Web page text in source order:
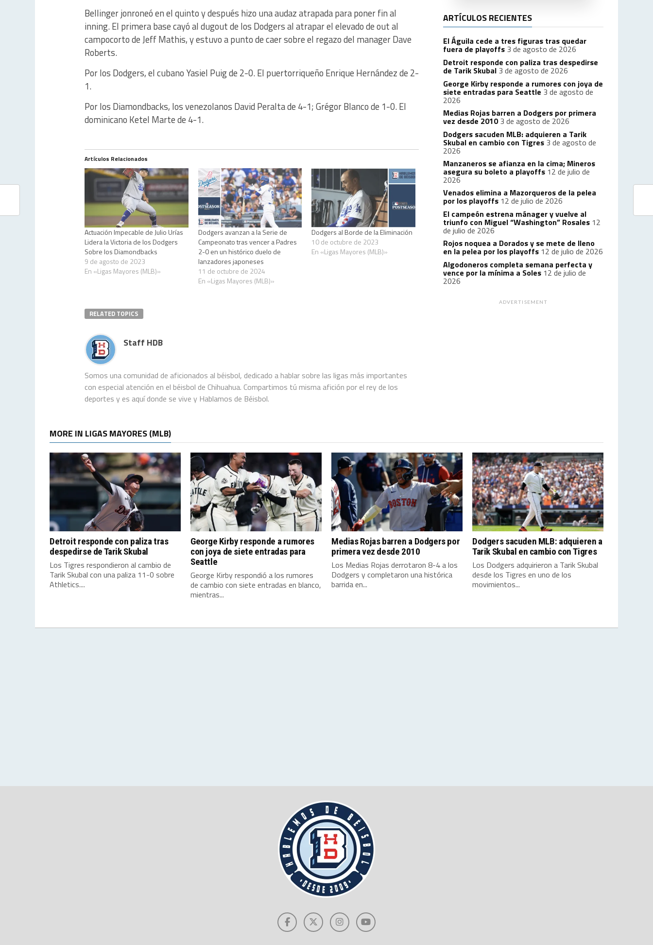
Bellinger jonroneó en el quinto y después hizo una audaz atrapada para poner fin al
inning. El primera base cayó al dugout de los Dodgers al atrapar el elevado de out al
campocorto de Jeff Mathis, y estuvo a punto de caer sobre el regazo del manager Dave
Roberts.
Por los Dodgers, el cubano Yasiel Puig de 2-0. El puertorriqueño Enrique Hernández de 2-
1.
Por los Diamondbacks, los venezolanos David Peralta de 4-1; Grégor Blanco de 1-0. El
dominicano Ketel Marte de 4-1.
Artículos Relacionados
Actuación Impecable de Julio Urías
Lidera la Victoria de los Dodgers
Sobre los Diamondbacks
9 de agosto de 2023
En «Ligas Mayores (MLB)»
Dodgers avanzan a la Serie de
Campeonato tras vencer a Padres
2-0 en un histórico duelo de
lanzadores japoneses
11 de octubre de 2024
En «Ligas Mayores (MLB)»
Dodgers al Borde de la Eliminación
10 de octubre de 2023
En «Ligas Mayores (MLB)»
RELATED TOPICS
Staff HDB
Somos una comunidad de aficionados al béisbol, dedicado a hablar sobre las ligas más importantes
con especial atención en el béisbol de Chihuahua. Compartimos tú misma afición por el rey de los
deportes y es aquí donde se vive y Hablamos de Béisbol.
ARTÍCULOS RECIENTES
El Águila cede a tres figuras tras quedar
fuera de playoffs 3 de agosto de 2026
Detroit responde con paliza tras despedirse
de Tarik Skubal 3 de agosto de 2026
George Kirby responde a rumores con joya de
siete entradas para Seattle 3 de agosto de
2026
Medias Rojas barren a Dodgers por primera
vez desde 2010 3 de agosto de 2026
Dodgers sacuden MLB: adquieren a Tarik
Skubal en cambio con Tigres 3 de agosto de
2026
Manzaneros se afianza en la cima; Mineros
asegura su boleto a playoffs 12 de julio de
2026
Venados elimina a Mazorqueros de la pelea
por los playoffs 12 de julio de 2026
El campeón estrena mánager y vuelve al
triunfo con Miguel “Washington” Rosales 12
de julio de 2026
Rojos noquea a Dorados y se mete de lleno
en la pelea por los playoffs 12 de julio de 2026
Algodoneros completa semana perfecta y
vence por la mínima a Soles 12 de julio de
2026
ADVERTISEMENT
MORE IN LIGAS MAYORES (MLB)
Detroit responde con paliza tras
despedirse de Tarik Skubal
Los Tigres respondieron al cambio de
Tarik Skubal con una paliza 11-0 sobre
Athletics....
George Kirby responde a rumores
con joya de siete entradas para
Seattle
George Kirby respondió a los rumores
de cambio con siete entradas en blanco,
mientras...
Medias Rojas barren a Dodgers por
primera vez desde 2010
Los Medias Rojas derrotaron 8-4 a los
Dodgers y completaron una histórica
barrida en...
Dodgers sacuden MLB: adquieren a
Tarik Skubal en cambio con Tigres
Los Dodgers adquirieron a Tarik Skubal
desde los Tigres en uno de los
movimientos...